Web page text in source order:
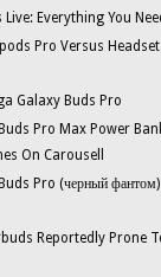
Everything You
Pro Versus
Galaxy Buds Pro
Pro Max Power
On Carousell
Pro (черный фантом)
Reportedly Prone